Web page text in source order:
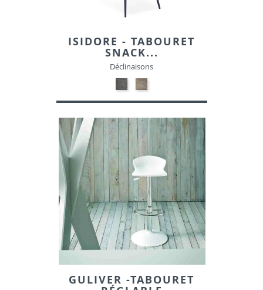
ISIDORE - TABOURET
SNACK...
Déclinaisons
NOIR
MAT
PATINE-
SIMILI
GRIS
MAT
PATINE-
SIMILI
GULIVER -TABOURET